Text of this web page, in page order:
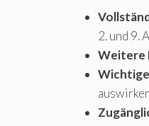
2. und 9.
Weitere